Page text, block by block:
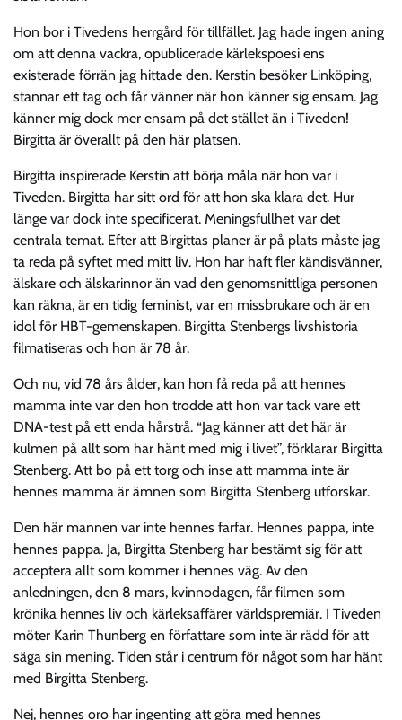
Hon bor i Tivedens herrgård för tillfället. Jag hade ingen aning
om att denna vackra, opublicerade kärlekspoesi ens
existerade förrän jag hittade den. Kerstin besöker Linköping,
stannar ett tag och får vänner när hon känner sig ensam. Jag
känner mig dock mer ensam på det stället än i Tiveden!
Birgitta är överallt på den här platsen.
Birgitta inspirerade Kerstin att börja måla när hon var i
Tiveden. Birgitta har sitt ord för att hon ska klara det. Hur
länge var dock inte specificerat. Meningsfullhet var det
centrala temat. Efter att Birgittas planer är på plats måste jag
ta reda på syftet med mitt liv. Hon har haft fler kändisvänner,
älskare och älskarinnor än vad den genomsnittliga personen
kan räkna, är en tidig feminist, var en missbrukare och är en
idol för HBT-gemenskapen. Birgitta Stenbergs livshistoria
filmatiseras och hon är 78 år.
Och nu, vid 78 års ålder, kan hon få reda på att hennes
mamma inte var den hon trodde att hon var tack vare ett
DNA-test på ett enda hårstrå. “Jag känner att det här är
kulmen på allt som har hänt med mig i livet”, förklarar Birgitta
Stenberg. Att bo på ett torg och inse att mamma inte är
hennes mamma är ämnen som Birgitta Stenberg utforskar.
Den här mannen var inte hennes farfar. Hennes pappa, inte
hennes pappa. Ja, Birgitta Stenberg har bestämt sig för att
acceptera allt som kommer i hennes väg. Av den
anledningen, den 8 mars, kvinnodagen, får filmen som
krönika hennes liv och kärleksaffärer världspremiär. I Tiveden
möter Karin Thunberg en författare som inte är rädd för att
säga sin mening. Tiden står i centrum för något som har hänt
med Birgitta Stenberg.
Nej, hennes oro har ingenting att göra med hennes